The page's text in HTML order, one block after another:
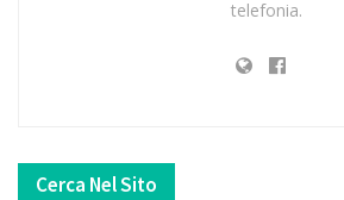
telefonia.
Cerca Nel Sito